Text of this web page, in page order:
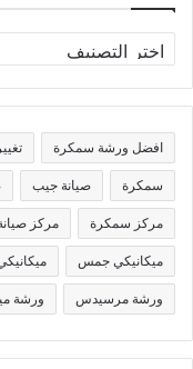
ص
ن
ف
ا
افضل ورشة سمكرة
سمكرة صيانة جيب
مركز سمكرة مركز
ميكانيكي جمس
ورشة مرسيدس ورشة